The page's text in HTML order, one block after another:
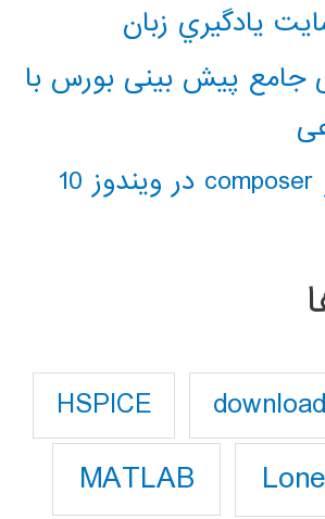
يادگيري زبان
جامع پیش بینی بورس با
HSPICE
MATLAB